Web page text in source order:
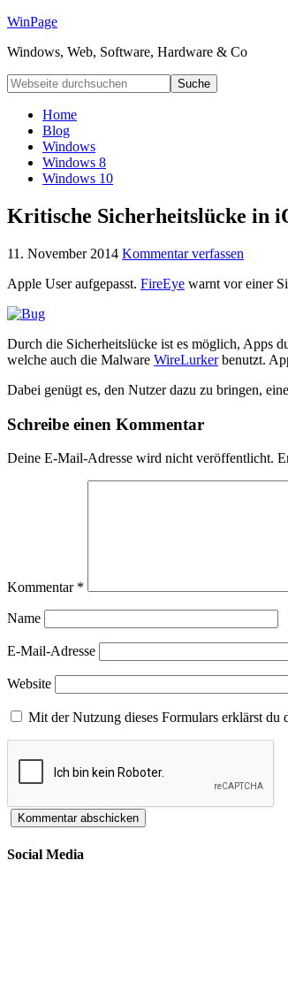
WinPage
Windows, Web, Software, Hardware & Co
Home
Blog
Windows
Windows 8
Windows 10
Kritische Sicherheitslücke in
11. November 2014 Kommentar verfassen
Apple User aufgepasst. FireEye warnt vor einer
Durch die Sicherheitslücke ist es möglich, Apps
welche auch die Malware WireLurkerbenutzt.
Dabei genügt es, den Nutzer dazu zu bringen,
Schreibe einen Kommentar
Deine E-Mail-Adresse wird nicht veröffentlicht.
Kommentar *
Name
E-Mail-Adresse
Website
Mit der Nutzung dieses Formulars erklärst du
Social Media